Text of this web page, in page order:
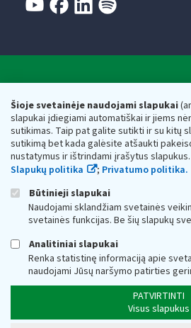
Šioje svetainėje naudojami slapukai
slapukai įdiegiami automatiškai ir jiems
sutikimas. Taip pat galite sutikti ir su kitų
sutikimą bet kada galėsite atšaukti
nustatymus ir ištrindami įrašytus
Slapukų politika
; Privatumo politika.
Būtinieji slapukai
Naudojami sklandžiam svetainės
svetainės funkcijas. Be šių slapukų
Analitiniai slapukai
Renka statistinę informaciją apie
naudojami Jūsų naršymo patirties
PATVIRTINTI
Visus slapukus
Valstybinė mokesčių
Respublikos finansų
Biudžetinė įstaiga. Juridinio asmens kodas
adresas: Vasario 16-osios g. 14, 01107
vmi@vmi.lt , E. pristatymo dėžutės adresas
Duomenys apie Valstybinę mokesčių
Respublikos finansų ministerijos kaupiami